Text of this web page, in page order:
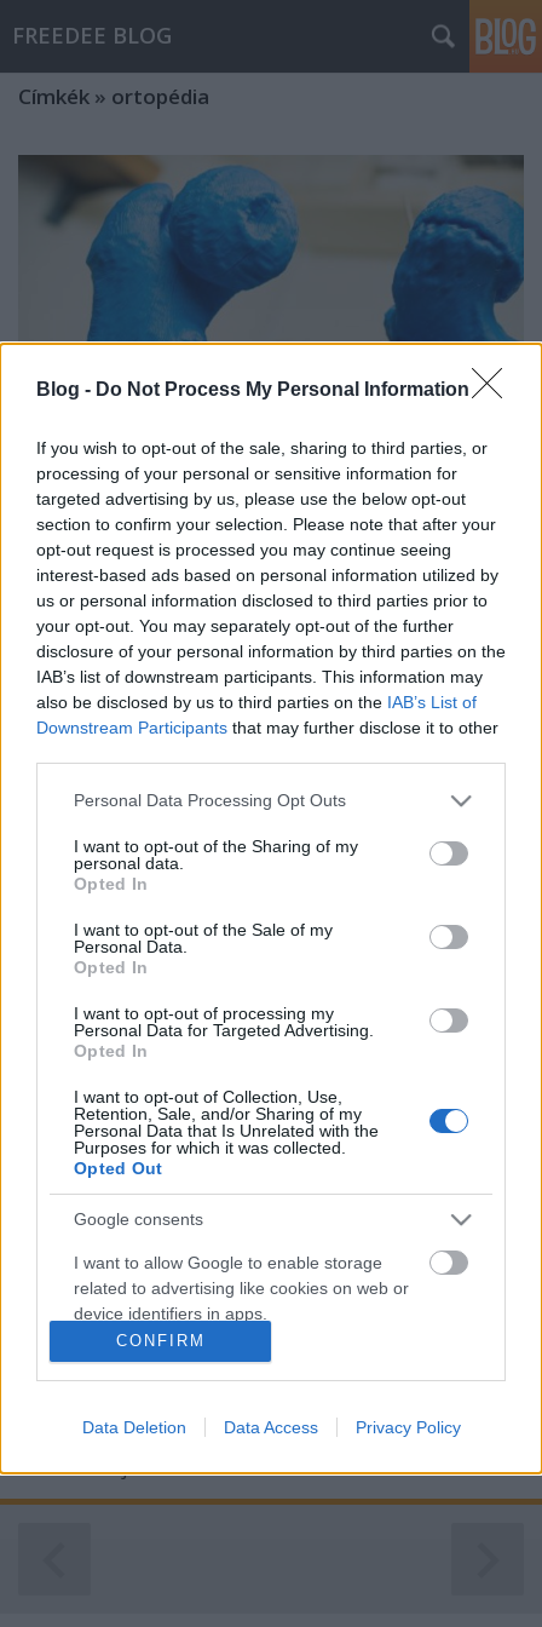
Blog - Do Not Process My Personal Information
If you wish to opt-out of the sale, sharing to third parties, or
processing of your personal or sensitive information for
targeted advertising by us, please use the below opt-out
section to confirm your selection. Please note that after your
opt-out request is processed you may continue seeing
interest-based ads based on personal information utilized by
us or personal information disclosed to third parties prior to
your opt-out. You may separately opt-out of the further
disclosure of your personal information by third parties on the
IAB’s list of downstream participants. This information may
also be disclosed by us to third parties on the IAB’s List of
Downstream Participants that may further disclose it to other
Please note that this website/app uses one or more Google
not limited to your visit or usage behaviour. You may click to
grant or deny consent to Google and its third-party tags to
use your data for below specified purposes in below Google
consent section.
Personal Data Processing Opt Outs
I want to opt-out of the Sharing of my
personal data.
Opted In
I want to opt-out of the Sale of my
Personal Data.
Opted In
I want to opt-out of processing my
Personal Data for Targeted Advertising.
Opted In
I want to opt-out of Collection, Use,
Retention, Sale, and/or Sharing of my
Personal Data that Is Unrelated with the
Purposes for which it was collected.
Opted Out
Google consents
I want to allow Google to enable storage
related to advertising like cookies on web or
device identifiers in apps.
I want to allow my user data to be sent to
Google for online advertising purposes.
I want to allow Google to send me
CONFIRM
Data Deletion Data Access Privacy Policy
FREEDEE BLOG
Címkék » ortopédia
Műtétenként 2700 dollár spórolható
meg 3D nyomtatással
ferenck• 2017. augusztus 08.
Ismert tény, hogy a medicina a 3D nyomtatás egyik
leggyorsabban fejlődő hasznosulási területe.
Printelt művégtagoktól különféle súlyos műtétek
teszi a gyógyítást, korábban elképzelhetetlen és…
Egyedi talpbetétek 3D nyomtatással
• 2016. október 17.
Ritkán emleketett, de fontos terület a 3D nyomtatók
orvosi alkalmazásában az egészség megőrzését
szolgáló eszközök 3D nyomtatása. Egyre több
művégtagot, talpbetétet és egyedi cipőt nyomtatnak.
Az Open Bionics és más cégek drága művégtagok
alternatívájaként…